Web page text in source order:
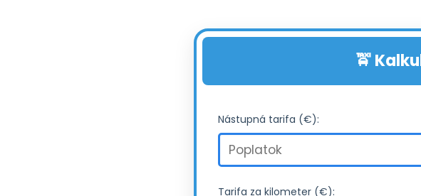
🚖
Nástupná tarifa (€):
Tarifa za kilometer (€):